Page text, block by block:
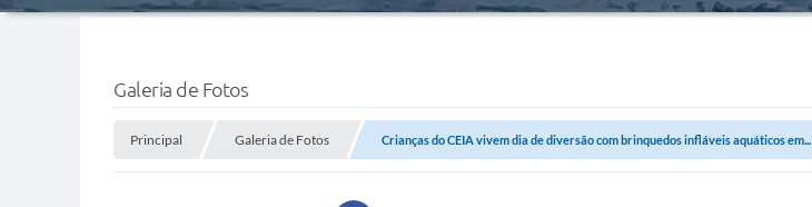
Galeria de Fotos
Principal Galeria de Fotos Crianças do CEIA vivem dia de diversão com brinquedos infláveis aquáticos em...